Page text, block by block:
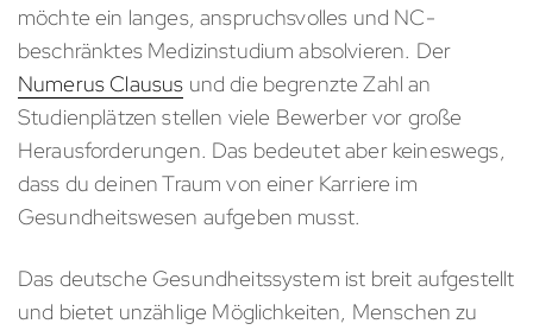
möchte ein langes, anspruchsvolles und NC-
beschränktes Medizinstudium absolvieren. Der
Numerus Clausus und die begrenzte Zahl an
Studienplätzen stellen viele Bewerber vor große
Herausforderungen. Das bedeutet aber keineswegs,
dass du deinen Traum von einer Karriere im
Gesundheitswesen aufgeben musst.
Das deutsche Gesundheitssystem ist breit aufgestellt
und bietet unzählige Möglichkeiten, Menschen zu